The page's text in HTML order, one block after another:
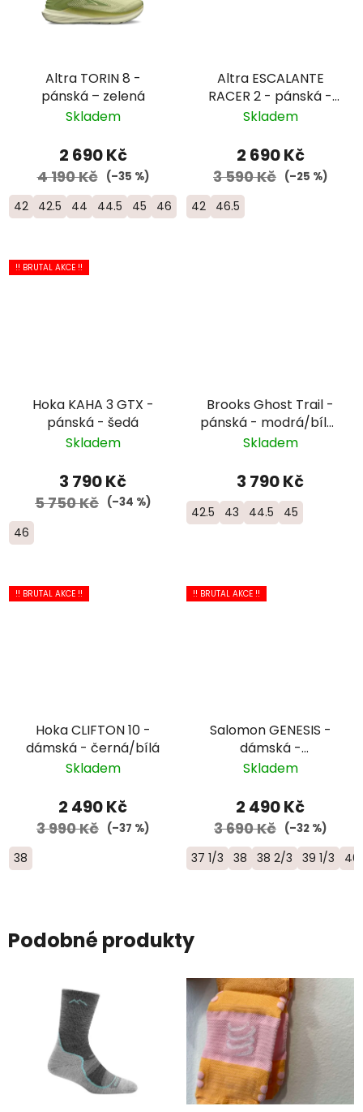
Altra TORIN 8 -
pánská – zelená
Skladem
2 690 Kč
4 190 Kč (–35 %)
42 42.5 44 44.5 45 46 46.5
Altra ESCALANTE
RACER 2 - pánská -
bílá/žlutá
Skladem
2 690 Kč
3 590 Kč (–25 %)
42 46.5
!! BRUTAL AKCE !!
Hoka KAHA 3 GTX -
pánská - šedá
Skladem
3 790 Kč
5 750 Kč (–34 %)
46
Brooks Ghost Trail -
pánská - modrá/bílá/
žlutá
Skladem
3 790 Kč
42.5 43 44.5 45
!! BRUTAL AKCE !!
Hoka CLIFTON 10 -
dámská - černá/bílá
Skladem
2 490 Kč
3 990 Kč (–37 %)
38
!! BRUTAL AKCE !!
Salomon GENESIS -
dámská -
růžová/bílá/černá
Skladem
2 490 Kč
3 690 Kč (–32 %)
37 1/3 38 38 2/3 39 1/3 40
Podobné produkty